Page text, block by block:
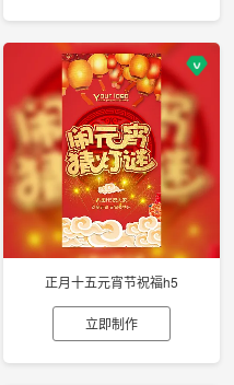
正月十五元宵节祝福h5
立即制作